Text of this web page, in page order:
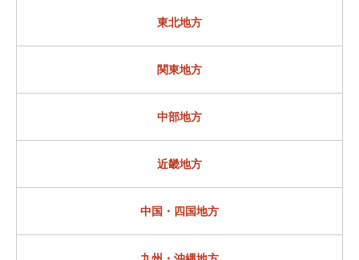
東北地方
関東地方
中部地方
近畿地方
中国・四国地方